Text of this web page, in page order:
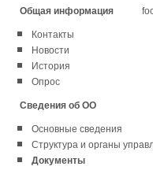
Общая информация
Контакты
Новости
История
Опрос
Сведения об ОО
Основные сведения
Структура и органы
Документы